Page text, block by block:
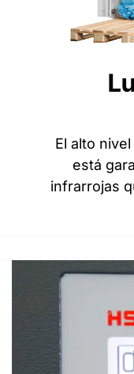
El alto
está
infrarrojas